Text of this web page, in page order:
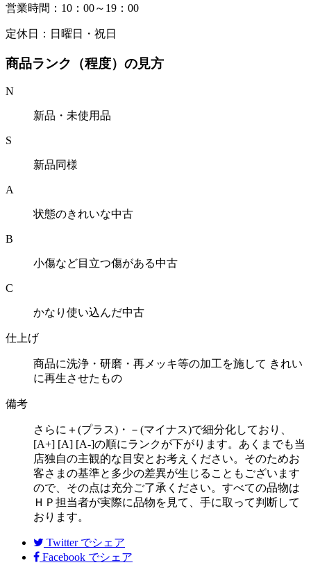
営業時間：10：00～19：00
定休日：日曜日・祝日
商品ランク（程度）の見方
N
新品・未使用品
S
新品同様
A
状態のきれいな中古
B
小傷など目立つ傷がある中古
C
かなり使い込んだ中古
仕上げ
商品に洗浄・研磨・再メッキ等の加工を施して きれい
に再生させたもの
備考
さらに＋(プラス)・－(マイナス)で細分化しており、
[A+] [A] [A-]の順にランクが下がります。あくまでも当
店独自の主観的な目安とお考えください。そのためお
客さまの基準と多少の差異が生じることもございます
ので、その点は充分ご了承ください。すべての品物は
ＨＰ担当者が実際に品物を見て、手に取って判断して
おります。
Twitter でシェア
Facebook でシェア